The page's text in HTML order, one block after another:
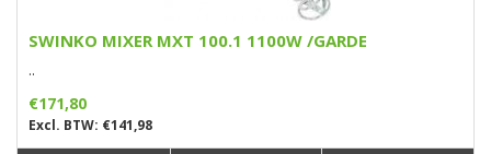
SWINKO MIXER MXT 100.1 1100W /GARDE
..
€171,80
Excl. BTW: €141,98